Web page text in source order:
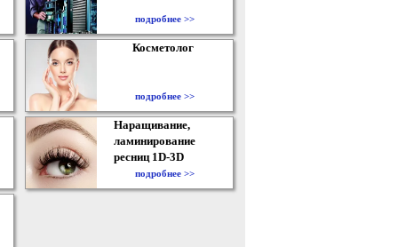
подробнее >>
Косметолог
подробнее >>
Наращивание,
ламинирование
ресниц 1D-3D
подробнее >>